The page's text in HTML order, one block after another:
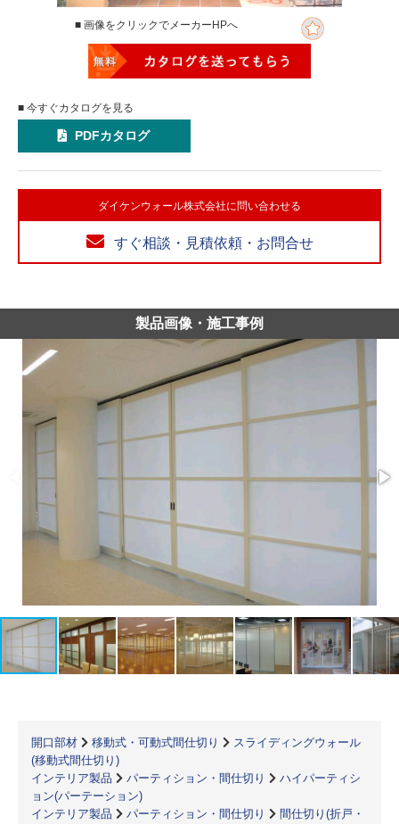
■ 画像をクリックでメーカーHPへ
■ 今すぐカタログを見る
PDFカタログ
ダイケンウォール株式会社に問い合わせる
すぐ相談・見積依頼・お問合せ
製品画像・施工事例
開口部材 移動式・可動式間仕切り
スライディングウォール
(移動式間仕切り)
インテリア製品
パーティション・間仕切り
ハイパーティシ
ョン(パーテーション)
インテリア製品
パーティション・間仕切り
間仕切り(折戸・